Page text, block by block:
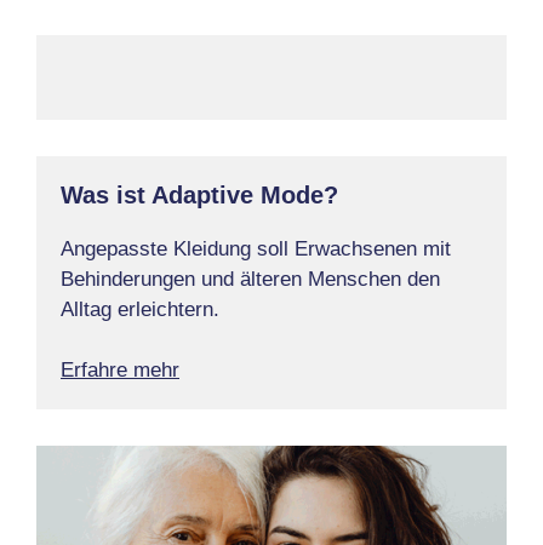
Was ist Adaptive Mode?
Angepasste Kleidung soll Erwachsenen mit
Behinderungen und älteren Menschen den
Alltag erleichtern.
Erfahre mehr